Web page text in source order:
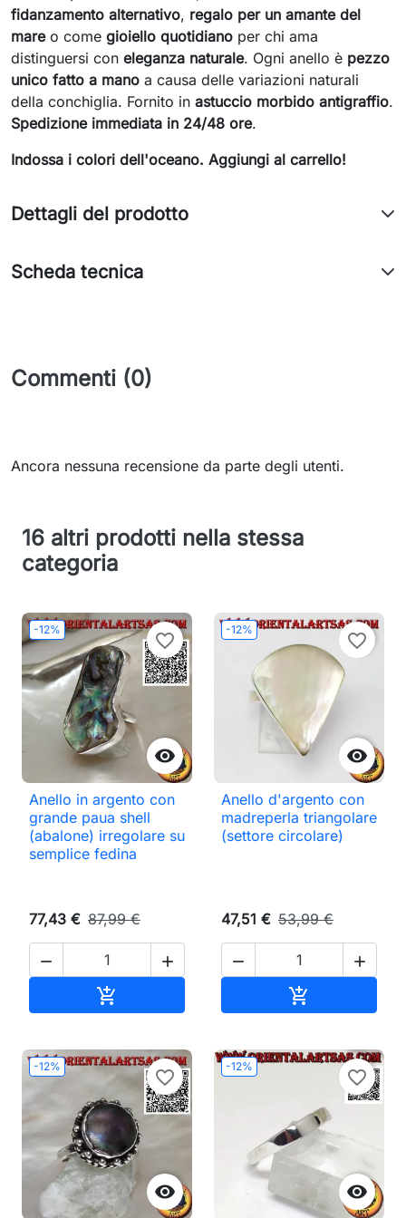
fidanzamento alternativo, regalo per un amante del
mareo come gioiello quotidiano per chi ama
distinguersi con eleganza naturale. Ogni anello è pezzo
unico fatto a mano a causa delle variazioni naturali
della conchiglia. Fornito in astuccio morbido antigraffio.
Spedizione immediata in 24/48 ore.
Indossa i colori dell'oceano. Aggiungi al carrello!
Dettagli del prodotto
Scheda tecnica
Commenti (0)
Ancora nessuna recensione da parte degli utenti.
16 altri prodotti nella stessa
categoria
-12%

favorite_border
Anello in argento con
grande paua shell
(abalone) irregolare su
semplice fedina
77,43 € 87,99 €
 

-12%

favorite_border
Anello d'argento con
madreperla triangolare
(settore circolare)
47,51 € 53,99 €
 

-12%

favorite_border
-12%

favorite_border